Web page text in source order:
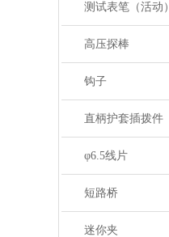
测试表笔（活动）
高压探棒
钩子
直柄护套插拨件
φ6.5线片
短路桥
迷你夹